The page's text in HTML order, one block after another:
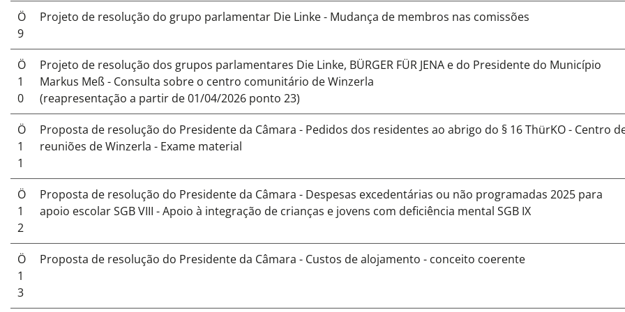
Ö
9
Projeto de resolução do grupo parlamentar Die Linke - Mudança de membros nas comissões
Ö
1
0
Projeto de resolução dos grupos parlamentares Die Linke, BÜRGER FÜR JENA e do Presidente do Município
Markus Meß - Consulta sobre o centro comunitário de Winzerla
(reapresentação a partir de 01/04/2026 ponto 23)
Ö
1
1
Proposta de resolução do Presidente da Câmara - Pedidos dos residentes ao abrigo do § 16 ThürKO - Centro
reuniões de Winzerla - Exame material
Ö
1
2
Proposta de resolução do Presidente da Câmara - Despesas excedentárias ou não programadas 2025 para
apoio escolar SGB VIII - Apoio à integração de crianças e jovens com deficiência mental SGB IX
Ö
1
3
Proposta de resolução do Presidente da Câmara - Custos de alojamento - conceito coerente